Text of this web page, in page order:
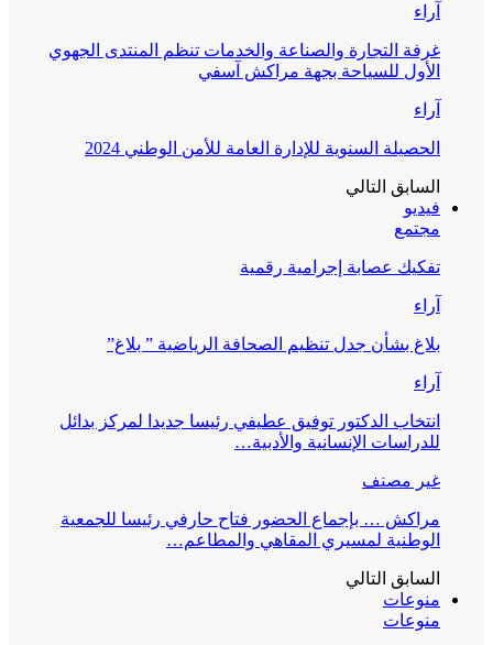
آراء
غرفة التجارة والصناعة والخدمات تنظم المنتدى الجهوي
الأول للسياحة بجهة مراكش آسفي
آراء
الحصيلة السنوية للإدارة العامة للأمن الوطني 2024
السابق التالي
فيديو
مجتمع
تفكيك عصابة إجرامية رقمية
آراء
بلاغ بشأن جدل تنظيم الصحافة الرياضية ” بلاغ”
آراء
انتخاب الدكتور توفيق عطيفي رئيسا جديدا لمركز بدائل
للدراسات الإنسانية والأدبية…
غير مصنف
مراكش … بإجماع الحضور فتاح حارفي رئيسا للجمعية
الوطنية لمسيري المقاهي والمطاعم…
السابق التالي
منوعات
منوعات